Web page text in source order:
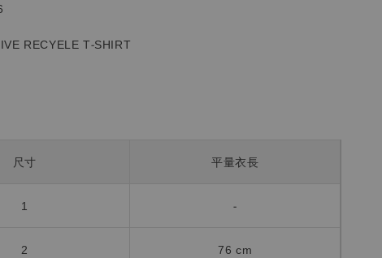
RECYELE T-SHIRT
尺寸 平量衣長
1 -
2 76 cm